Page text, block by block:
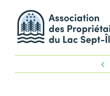
contenu